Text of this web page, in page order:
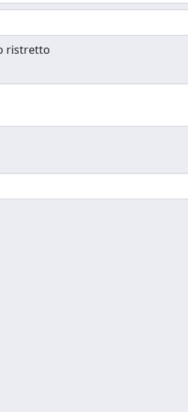
ristretto